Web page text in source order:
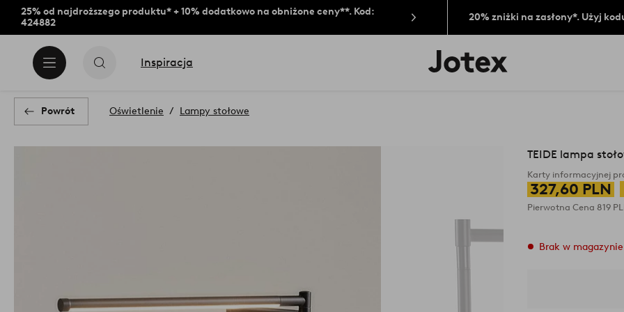
25% od najdroższego produktu* + 10% dodatkowo na obniżone ceny**. Kod:
424882
20% zniżki na zasłony*. Użyj
Inspiracja
Logo
Jotex
Powrót Oświetlenie Lampy stołowe
TEIDE lampa
Karty informacyjnej
327,60 PLN
Pierwotna Cena819
Brak w magazynie